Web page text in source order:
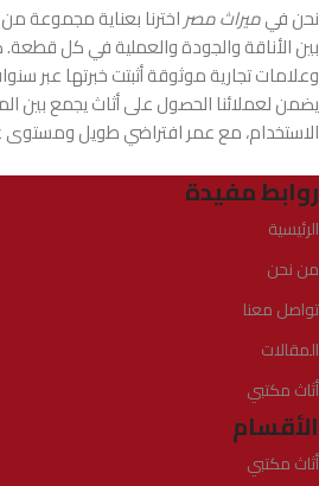
نحن فيميراث مصراخترنا بعناية مجموعة
بين الأناقة والجودة والعملية في كل
وعلامات تجارية موثوقة أثبتت خبرتها عبر
يضمن لعملائنا الحصول على أثاث يجمع بين
الاستخدام، مع عمر افتراضي طويل
روابط مفيدة
الرئيسية
من نحن
تواصل معنا
المقالات
أثاث مكتبي
الأقسام
أثاث مكتبي